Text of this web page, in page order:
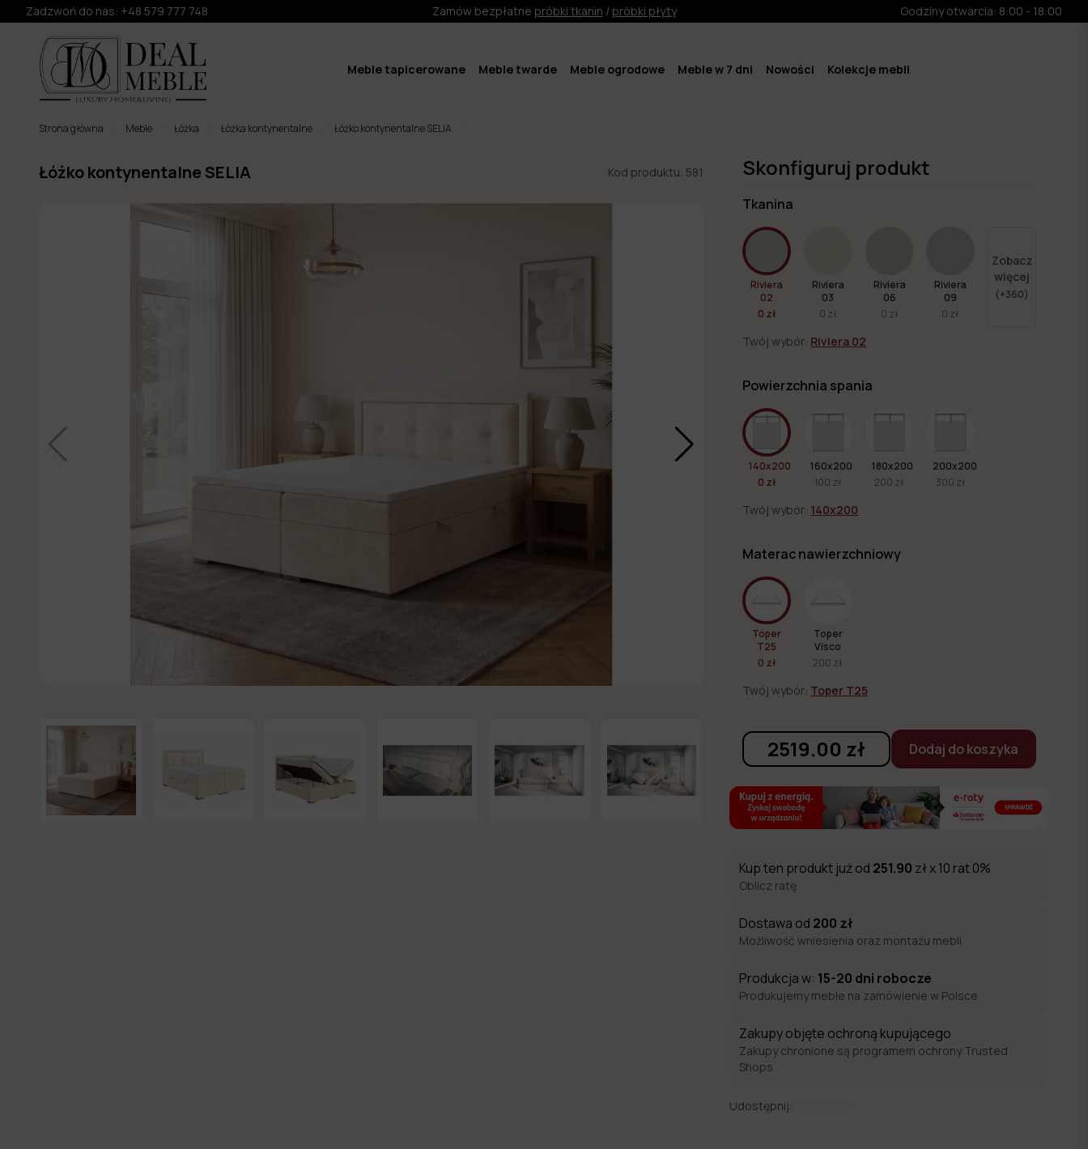
Zadzwoń do nas: +48 579 777 748 Zamów bezpłatne próbki tkanin / próbki płyty Godziny otwarcia: 8:00 - 18:00
Meble tapicerowane Meble twarde Meble ogrodowe Meble w 7 dni Nowości Kolekcje mebli
Strona główna Meble Łóżka Łóżka kontynentalne Łóżko kontynentalne SELIA
Łóżko kontynentalne SELIA Kod produktu: 581 Skonfiguruj produkt
Tkanina
Riviera
02
0 zł
Riviera
03
0 zł
Riviera
06
0 zł
Riviera
09
0 zł
Zobacz
więcej
(+360)
Twój wybór: Riviera 02
Powierzchnia spania
140x200
0 zł
160x200
100 zł
180x200
200 zł
200x200
300 zł
Twój wybór: 140x200
Materac nawierzchniowy
Toper
T25
0 zł
Toper
Visco
200 zł
Twój wybór: Toper T25
2519.00 zł Dodaj do koszyka
Kup ten produkt już od 251.90 zł x 10 rat 0%
Oblicz ratę
Dostawa od 200 zł
Możliwość wniesienia oraz montażu mebli
Produkcja w: 15-20 dni robocze
Produkujemy meble na zamówienie w Polsce
Zakupy objęte ochroną kupującego
Zakupy chronione są programem ochrony Trusted
Shops
Udostępnij: